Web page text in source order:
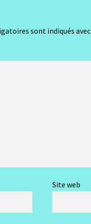
sont indiqués avec
Site web